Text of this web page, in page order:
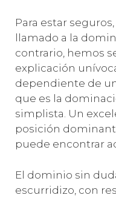
Para estar
llamado a la
contrario, hemos
explicación
dependiente de
que es la
simplista. Un
posición
puede encontrar
El dominio sin
escurridizo, con